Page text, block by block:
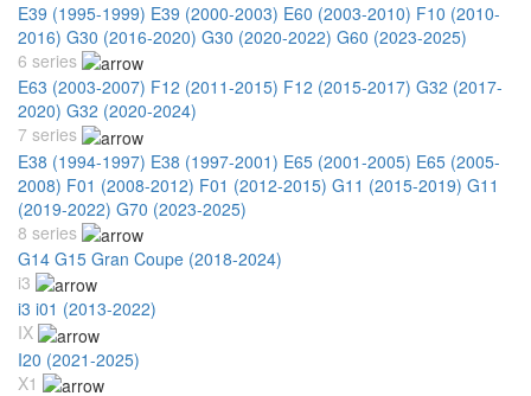
E39 (1995-1999) E39 (2000-2003) E60 (2003-2010) F10 (2010-
2016) G30 (2016-2020) G30 (2020-2022) G60 (2023-2025)
6 series
E63 (2003-2007) F12 (2011-2015) F12 (2015-2017) G32 (2017-
2020) G32 (2020-2024)
7 series
E38 (1994-1997) E38 (1997-2001) E65 (2001-2005) E65 (2005-
2008) F01 (2008-2012) F01 (2012-2015) G11 (2015-2019) G11
(2019-2022) G70 (2023-2025)
8 series
G14 G15 Gran Coupe (2018-2024)
i3
i3 i01 (2013-2022)
IX
I20 (2021-2025)
X1